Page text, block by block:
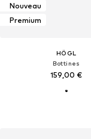
Nouveau
Premium
HÖGL
Bottines
159,00 €